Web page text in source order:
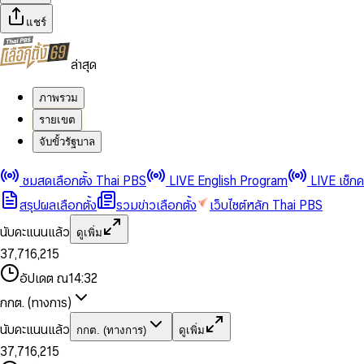
แชร์
ล่าสุด
ภาพรวม
รายเขต
จับขั้วรัฐบาล
ชมสดเลือกตั้ง Thai PBS LIVE English Program
LIVE เช็ก
สรุปผลเลือกตั้ง
รวมข่าวเลือกตั้ง
เว็บไซต์หลัก Thai PBS
นับคะแนนแล้ว
ดูเพิ่ม
0
1
2
3
4
5
6
8
9
2
3
4
5
6
7
8
9
,
0
2
4
6
7
8
9
0
1
2
3
4
5
6
7
8
1
3
5
6
7
8
9
,
1
2
4
5
7
8
9
0
1
3
4
6
7
8
0
2
3
4
5
7
8
อัปเดต ณ14:32
กกต. (ทางการ)
นับคะแนนแล้ว
กกต. (ทางการ) ดูเพิ่ม
0
1
2
3
0
1
2
4
5
6
7,
0
1
2
4
6
7
0
1
0
1
3
5
6,
1
2
0
1
0
2
3
4
5